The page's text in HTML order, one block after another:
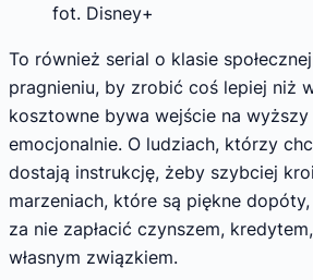
fot. Disney+
To również serial o klasie
pragnieniu, by zrobić coś lepiej niż
kosztowne bywa wejście na
emocjonalnie. O ludziach, którzy
dostają instrukcję, żeby szybciej
marzeniach, które są piękne
za nie zapłacić czynszem,
własnym związkiem.